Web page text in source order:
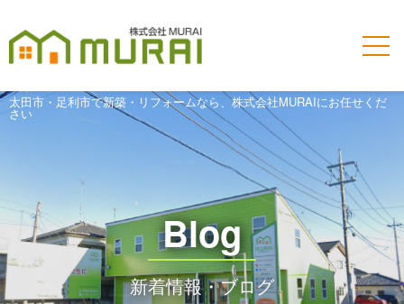
太田市・足利市で新築・リフォームなら、株式会社MURAIにお任せくだ
さい
Blog
新着情報・ブログ